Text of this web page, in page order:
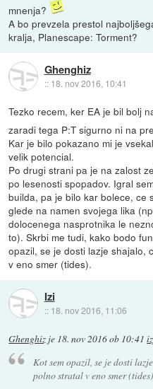
mnenja?
A bo prevzela prestol
kralja, Planescape: Torment?
Ghenghiz
:: 18. nov 2016, 10:41
Tezko recem, ker EA je bil bolj
zaradi tega P:T sigurno ni na
Kar je bilo pokazano mi je
velik potencial.
Po drugi strani pa je na zalost
po lesenosti spopadov. Igral
builda, pa je bilo kar bolece, ce
glede na namen svojega lika
dolocenega nasprotnika le
to). Skrbi me tudi, kako bodo
opazil, se je dosti lazje shajalo,
v eno smer (tides).
Izi
:: 18. nov 2016, 11:06
Ghenghiz je 18. nov 2016 ob 10:41
Kot sem opazil, se je dosti
polno stratal v eno smer